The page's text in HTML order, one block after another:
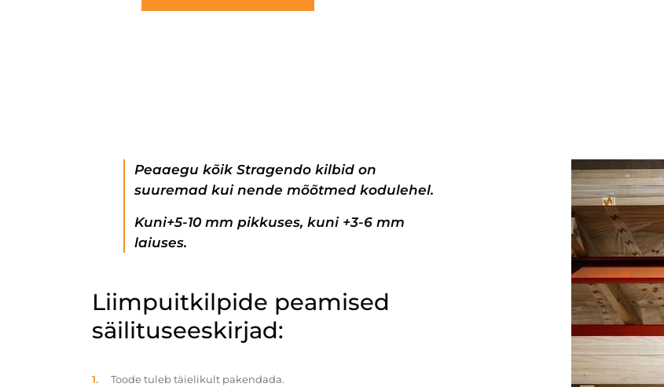
Peaaegu kõik Stragendo kilbid on
suuremad kui nende mõõtmed kodulehel.
Kuni+5-10 mm pikkuses, kuni +3-6 mm
laiuses.
Liimpuitkilpide peamised
säilituseeskirjad:
Toode tuleb täielikult pakendada.